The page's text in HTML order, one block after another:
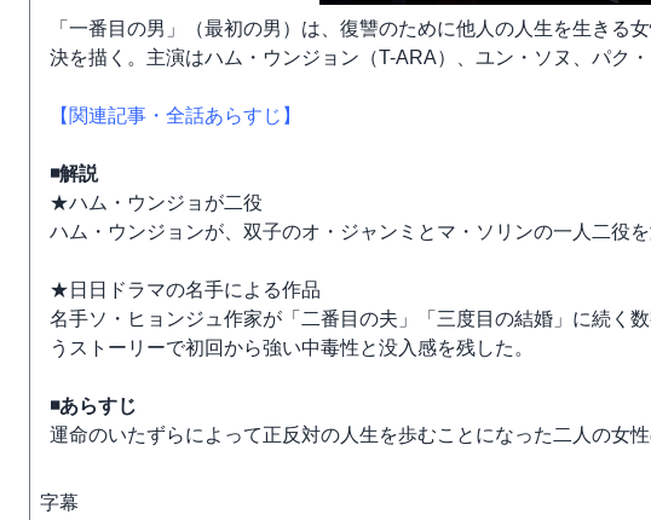
「一番目の男」（最初の男）は、復讐のために他人の人生を生きる
決を描く。主演はハム・ウンジョン（T-ARA）、ユン・ソヌ、パク・
【関連記事・全話あらすじ】
◾️解説
★ハム・ウンジョが二役
ハム・ウンジョンが、双子のオ・ジャンミとマ・ソリンの一人二役を
★日日ドラマの名手による作品
名手ソ・ヒョンジュ作家が「二番目の夫」「三度目の結婚」に続く
うストーリーで初回から強い中毒性と没入感を残した。
◾️あらすじ
運命のいたずらによって正反対の人生を歩むことになった二人の女
字幕